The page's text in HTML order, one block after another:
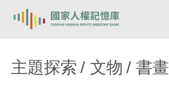
主題探索 文物 書畫